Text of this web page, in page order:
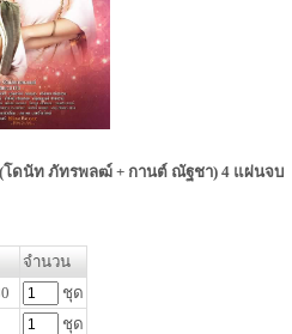
(โดนัท ภัทรพลฒ์ + กานต์ ณัฐชา) 4 แผ่นจบ
จำนวน
ชุด
ชุด